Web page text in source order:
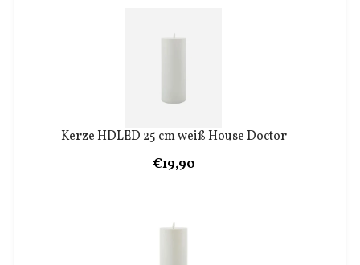
Kerze HDLED 25 cm weiß House Doctor
€19,90